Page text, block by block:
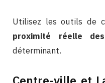
Utilisez les outils de
proximité réelle
déterminant.